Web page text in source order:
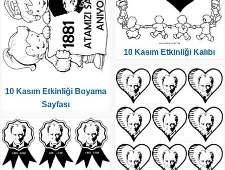
10 Kasım Etkinliği Boyama
Sayfası
10 Kasım Etkinliği Kalıbı